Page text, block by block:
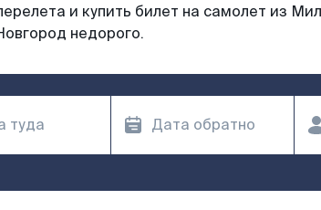
и купить билет на самолет из
недорого.